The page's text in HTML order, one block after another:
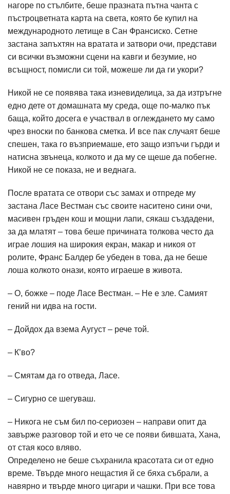
нагоре по стълбите, беше празната пътна чанта с
пъстроцветната карта на света, която бе купил на
международното летище в Сан Франсиско. Сетне
застана запъхтян на вратата и затвори очи, представи
си всички възможни сцени на кавги и безумие, но
всъщност, помисли си той, можеше ли да ги укори?
Никой не се появява така изневиделица, за да изтръгне
едно дете от домашната му среда, още по-малко пък
баща, който досега е участвал в оглеждането му само
чрез вноски по банкова сметка. И все пак случаят беше
спешен, така го възприемаше, ето защо изпъчи гърди и
натисна звънеца, колкото и да му се щеше да побегне.
Никой не се показа, не и веднага.
После вратата се отвори със замах и отпреде му
застана Ласе Вестман със своите наситено сини очи,
масивен гръден кош и мощни лапи, сякаш създадени,
за да млатят – това беше причината толкова често да
играе лошия на широкия екран, макар и никоя от
ролите, Франс Балдер бе убеден в това, да не беше
лоша колкото онази, която играеше в живота.
– О, божке – поде Ласе Вестман. – Не е зле. Самият
гений ни идва на гости.
– Дойдох да взема Аугуст – рече той.
– К’во?
– Смятам да го отведа, Ласе.
– Сигурно се шегуваш.
– Никога не съм бил по-сериозен – направи опит да
завърже разговор той и ето че се появи бившата, Хана,
от стая косо вляво.
Определено не беше съхранила красотата си от едно
време. Твърде много нещастия й се бяха събрали, а
навярно и твърде много цигари и чашки. При все това